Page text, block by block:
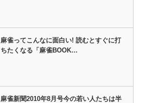
麻雀ってこんなに面白い! 読むとすぐに打
ちたくなる「麻雀BOOK…
麻雀新聞2010年8月号今の若い人たちは半